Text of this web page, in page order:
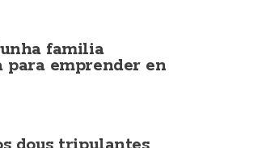
familia
para emprender en